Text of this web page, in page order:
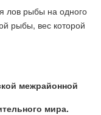
лов рыбы на одного
рыбы, вес которой
межрайонной
мира.